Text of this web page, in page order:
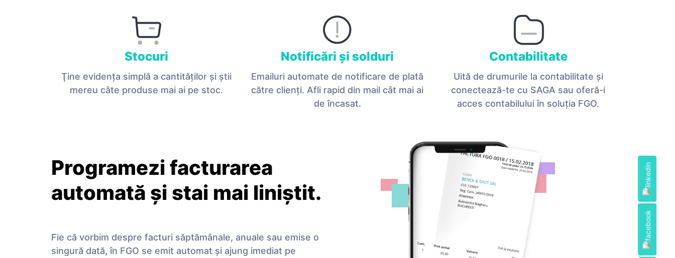
Stocuri
Ţine evidenţa simplă a cantităţilor și știi
mereu câte produse mai ai pe stoc.
Notificări și solduri
Emailuri automate de notificare de plată
către clienţi. Afli rapid din mail cât mai ai
de încasat.
Contabilitate
Uită de drumurile la contabilitate și
conectează-te cu SAGA sau oferă-i
acces contabilului în soluţia FGO.
Programezi facturarea
automată și stai mai liniștit.
Fie că vorbim despre facturi săptămânale, anuale sau emise o
singură dată, în FGO se emit automat și ajung imediat pe